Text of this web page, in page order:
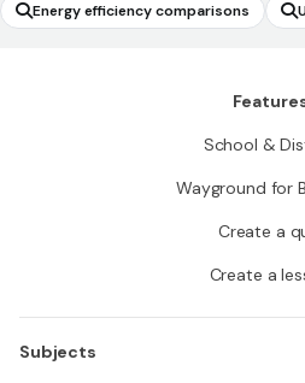
Energy efficiency comparisons
School &
Wayground for
Create a
Create a
Subjects